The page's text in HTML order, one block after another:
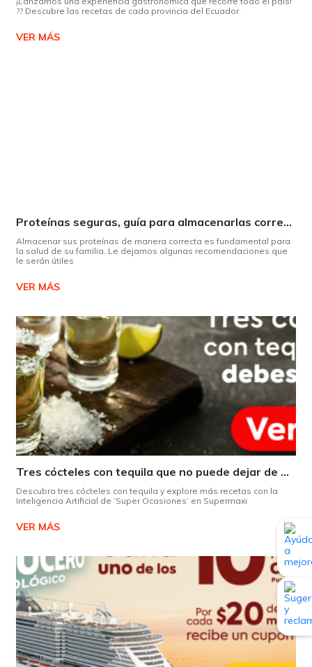
?? Descubre las recetas de cada provincia del Ecuador.
VER MÁS
Proteínas seguras, guía para almacenarlas correctamente Copiar
Almacenar sus proteínas de manera correcta es fundamental para
la salud de su familia. Le dejamos algunas recomendaciones que
le serán útiles
VER MÁS
Tres cócteles con tequila que no puede dejar de probar gracias a nuestra IA.
Descubra tres cócteles con tequila y explore más recetas con la
Inteligencia Artificial de ‘Super Ocasiones’ en Supermaxi
VER MÁS